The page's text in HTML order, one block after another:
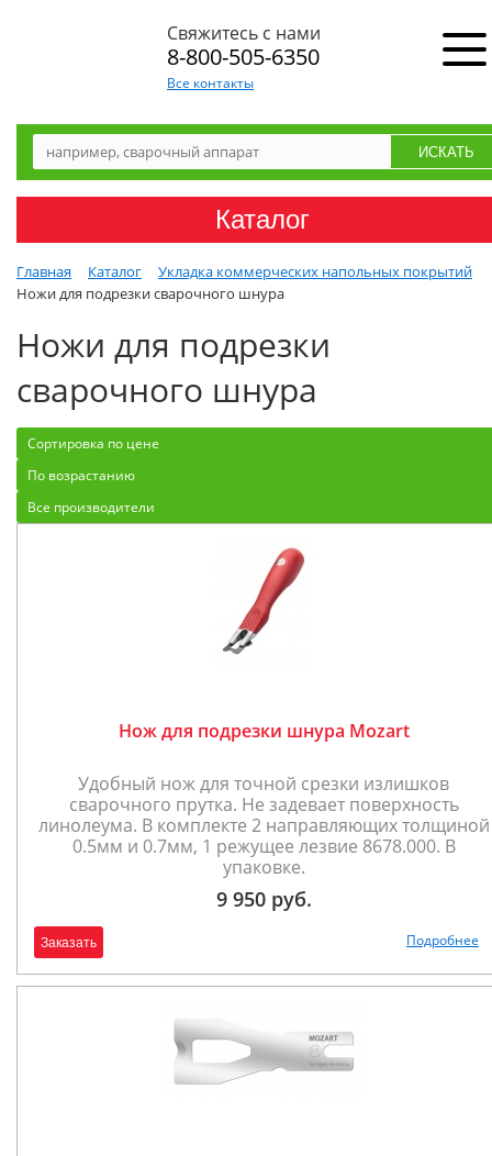
Свяжитесь с нами
8-800-505-6350
Все контакты
Каталог
Главная Каталог
Укладка коммерческих напольных покрытий
Ножи для подрезки сварочного шнура
Ножи для подрезки
сварочного шнура
Сортировка по цене
По возрастанию
Все производители
Нож для подрезки шнура Mozart
Удобный нож для точной срезки излишков
сварочного прутка. Не задевает поверхность
линолеума. В комплекте 2 направляющих толщиной
0.5мм и 0.7мм, 1 режущее лезвие 8678.000. В
упаковке.
9 950 руб.
Заказать Подробнее